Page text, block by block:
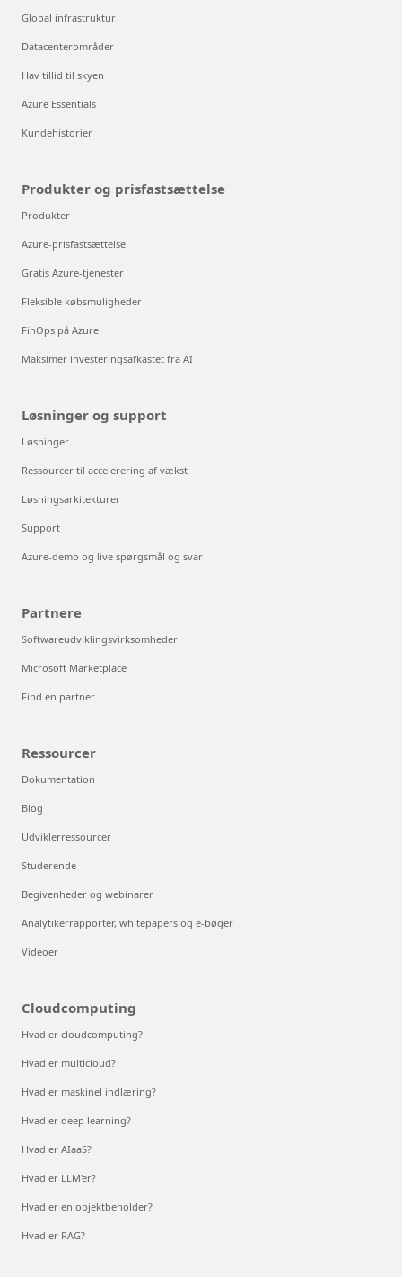
Global infrastruktur
Datacenterområder
Hav tillid til skyen
Azure Essentials
Kundehistorier
Produkter og prisfastsættelse
Produkter
Azure-prisfastsættelse
Gratis Azure-tjenester
Fleksible købsmuligheder
FinOps på Azure
Maksimer investeringsafkastet fra AI
Løsninger og support
Løsninger
Ressourcer til accelerering af vækst
Løsningsarkitekturer
Support
Azure-demo og live spørgsmål og svar
Partnere
Softwareudviklingsvirksomheder
Microsoft Marketplace
Find en partner
Ressourcer
Dokumentation
Blog
Udviklerressourcer
Studerende
Begivenheder og webinarer
Analytikerrapporter, whitepapers og e-bøger
Videoer
Cloudcomputing
Hvad er cloudcomputing?
Hvad er multicloud?
Hvad er maskinel indlæring?
Hvad er deep learning?
Hvad er AIaaS?
Hvad er LLM'er?
Hvad er en objektbeholder?
Hvad er RAG?